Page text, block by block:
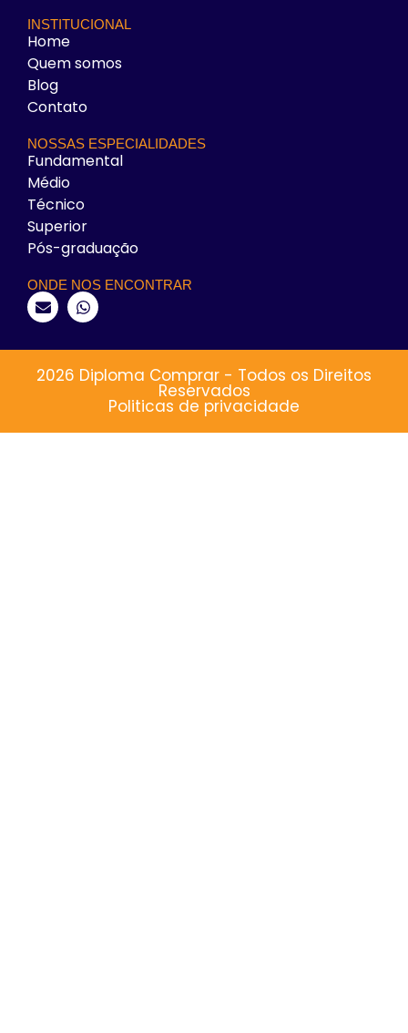
INSTITUCIONAL
Home
Quem somos
Blog
Contato
NOSSAS ESPECIALIDADES
Fundamental
Médio
Técnico
Superior
Pós-graduação
ONDE NOS ENCONTRAR
2026 Diploma Comprar - Todos os Direitos
Reservados
Politicas de privacidade